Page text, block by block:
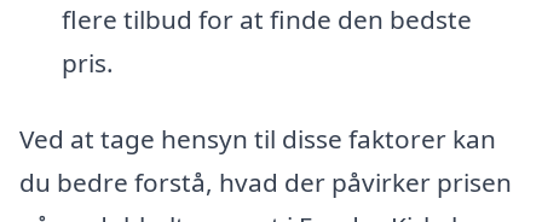
flere tilbud for at finde den bedste
pris.
Ved at tage hensyn til disse faktorer kan
du bedre forstå, hvad der påvirker prisen